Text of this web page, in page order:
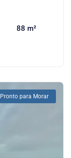
88 m²
Pronto para Morar